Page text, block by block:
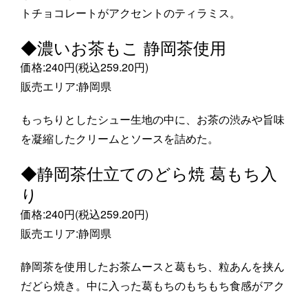
トチョコレートがアクセントのティラミス。
◆濃いお茶もこ 静岡茶使用
価格:240円(税込259.20円)
販売エリア:静岡県
もっちりとしたシュー生地の中に、お茶の渋みや旨味
を凝縮したクリームとソースを詰めた。
◆静岡茶仕立てのどら焼 葛もち入
り
価格:240円(税込259.20円)
販売エリア:静岡県
静岡茶を使用したお茶ムースと葛もち、粒あんを挟ん
だどら焼き。中に入った葛もちのもちもち食感がアク